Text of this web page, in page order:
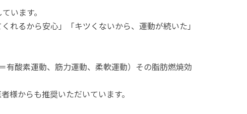
います。
れるから安心」「キツくないから、運動が続いた」
有酸素運動、筋力運動、柔軟運動）その脂肪燃焼効
様からも推奨いただいています。